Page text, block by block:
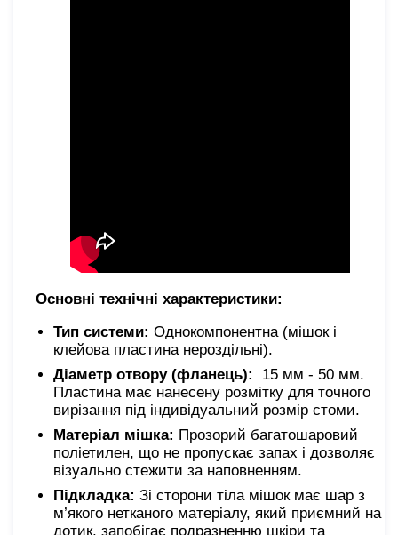
Основні технічні характеристики:
Тип системи: Однокомпонентна (мішок і
клейова пластина нероздільні).
Діаметр отвору (фланець):
15 мм - 50 мм.
Пластина має нанесену розмітку для точного
вирізання під індивідуальний розмір стоми.
Матеріал мішка: Прозорий багатошаровий
поліетилен, що не пропускає запах і дозволяє
візуально стежити за наповненням.
Підкладка: Зі сторони тіла мішок має шар з
м’якого нетканого матеріалу, який приємний на
дотик, запобігає подразненню шкіри та